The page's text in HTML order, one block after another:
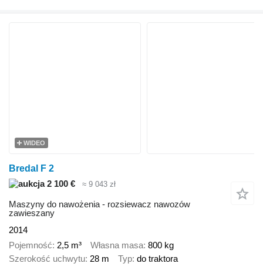
WIDEO
Bredal F 2
2 100 €
≈ 9 043 zł
Maszyny do nawożenia - rozsiewacz nawozów
zawieszany
2014
Pojemność 2,5 m³ Własna masa 800 kg
Szerokość uchwytu 28 m Typ do traktora